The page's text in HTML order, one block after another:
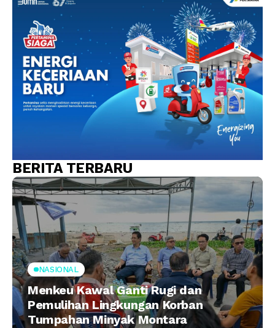
BERITA TERBARU
NASIONAL
Menkeu Kawal Ganti Rugi dan
Pemulihan Lingkungan Korban
Tumpahan Minyak Montara